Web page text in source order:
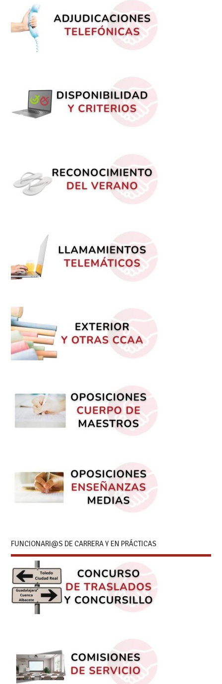
FUNCIONARI@S DE CARRERA Y EN PRÁCTICAS